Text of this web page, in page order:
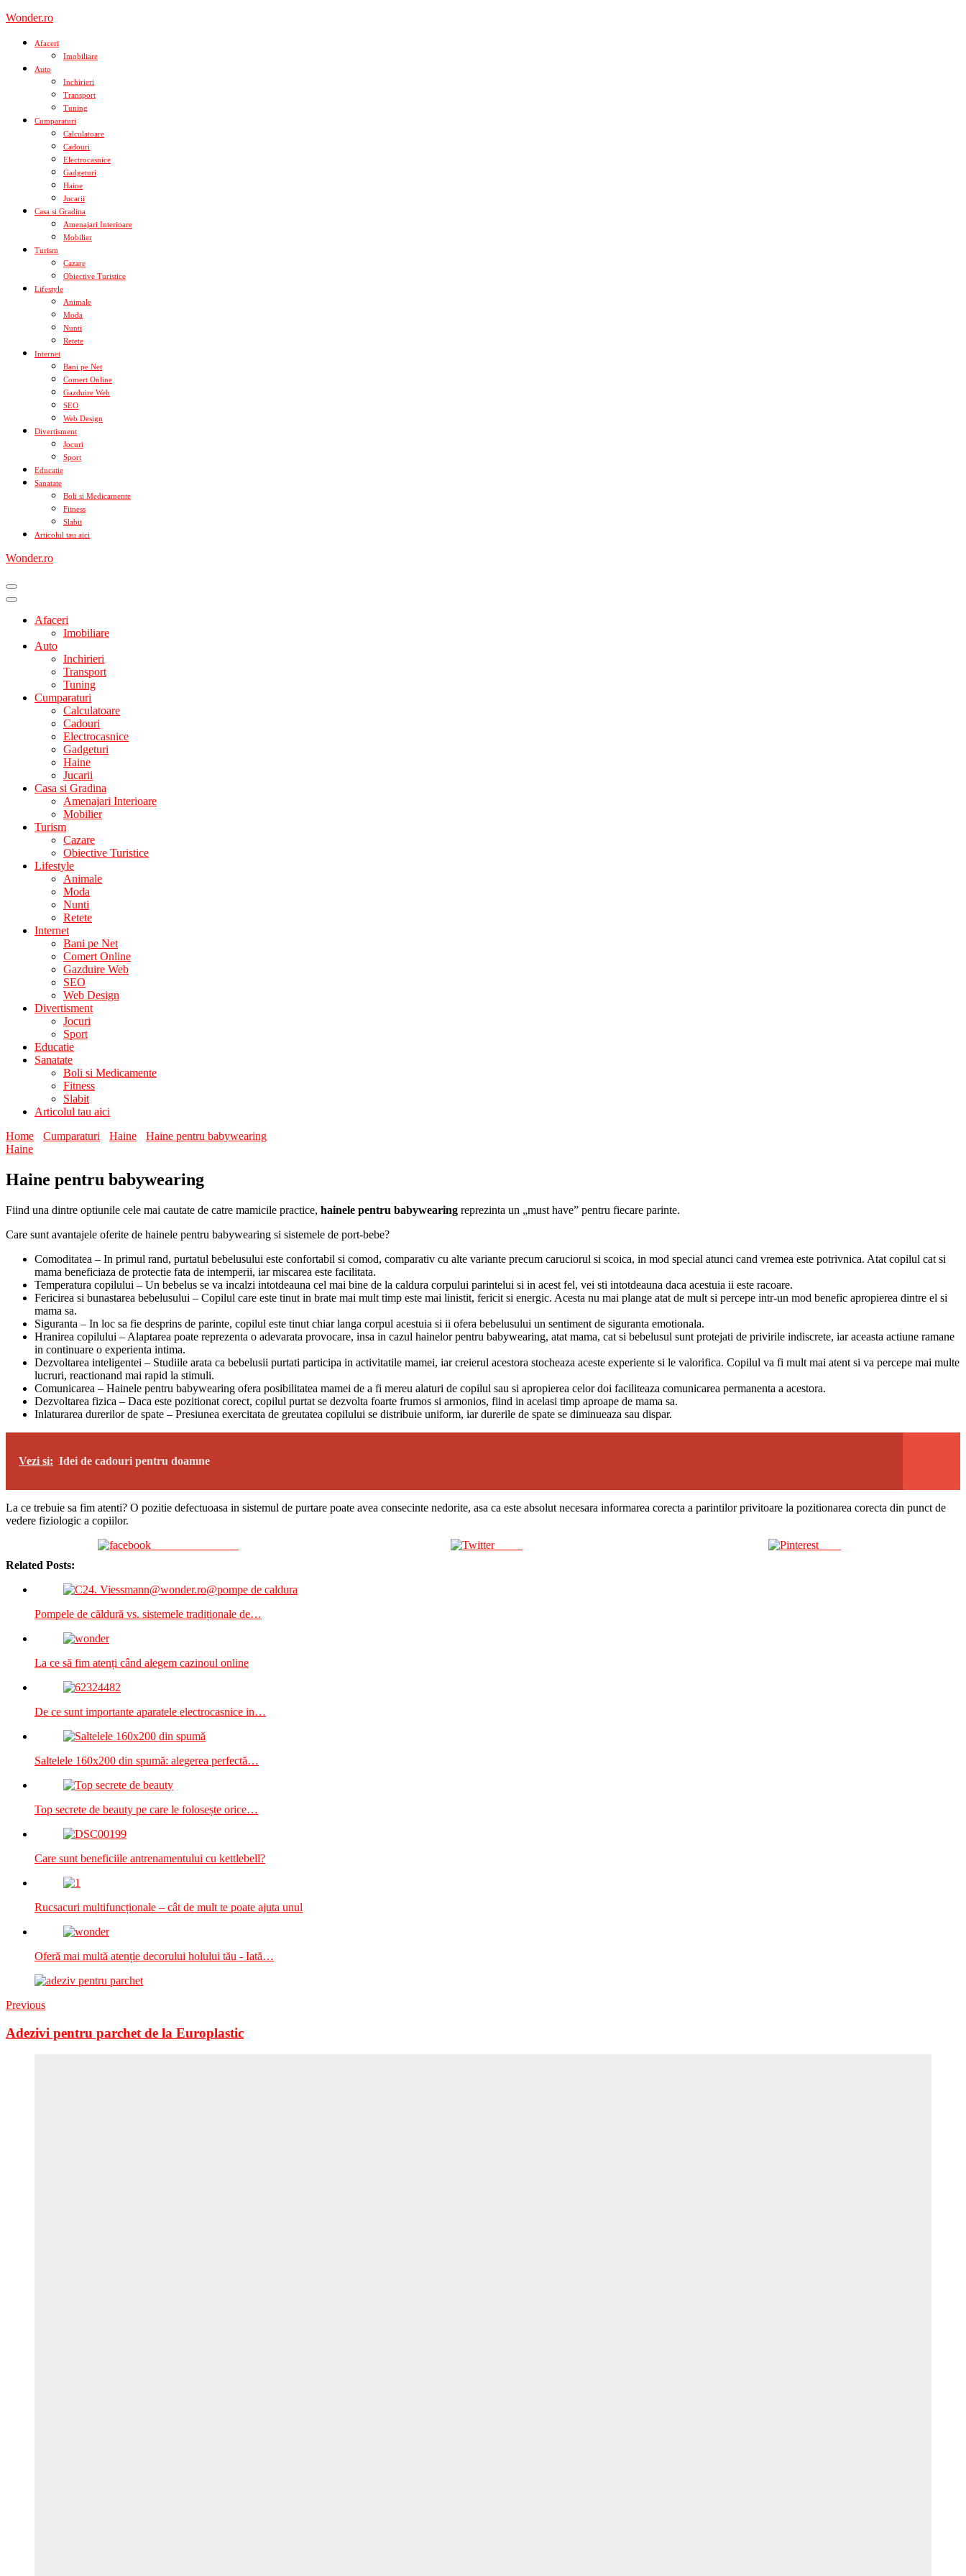
Skip
content
Wonder.ro
Afaceri
Imobiliare
Auto
Inchirieri
Transport
Tuning
Cumparaturi
Calculatoare
Cadouri
Electrocasnice
Gadgeturi
Haine
Jucarii
Casa si Gradina
Amenajari Interioare
Mobilier
Turism
Cazare
Obiective Turistice
Lifestyle
Animale
Moda
Nunti
Retete
Internet
Bani pe Net
Comert Online
Gazduire Web
SEO
Web Design
Divertisment
Jocuri
Sport
Educatie
Sanatate
Boli si Medicamente
Fitness
Slabit
Articolul tau aici
Wonder.ro
Afaceri
Imobiliare
Auto
Inchirieri
Transport
Tuning
Cumparaturi
Calculatoare
Cadouri
Electrocasnice
Gadgeturi
Haine
Jucarii
Casa si Gradina
Amenajari Interioare
Mobilier
Turism
Cazare
Obiective Turistice
Lifestyle
Animale
Moda
Nunti
Retete
Internet
Bani pe Net
Comert Online
Gazduire Web
SEO
Web Design
Divertisment
Jocuri
Sport
Educatie
Sanatate
Boli si Medicamente
Fitness
Slabit
Articolul tau aici
Home
Cumparaturi Haine
Haine pentru babywearing
Haine
Haine pentru babywearing
Fiind una dintre optiunile cele mai cautate de catre mamicile practice, hainele pentru babywearing reprezinta un „must have” pentru fiecare parinte.
Care sunt avantajele oferite de hainele pentru babywearing si sistemele de port-bebe?
Comoditatea – In primul rand, purtatul bebelusului este confortabil si comod, comparativ cu alte variante precum caruciorul si scoica, in mod special atunci cand vremea este potrivnica. Atat copilul cat si
mama beneficiaza de protectie fata de intemperii, iar miscarea este facilitata.
Temperatura copilului – Un bebelus se va incalzi intotdeauna cel mai bine de la caldura corpului parintelui si in acest fel, vei sti intotdeauna daca acestuia ii este racoare.
Fericirea si bunastarea bebelusului – Copilul care este tinut in brate mai mult timp este mai linistit, fericit si energic. Acesta nu mai plange atat de mult si percepe intr-un mod benefic apropierea dintre el si
mama sa.
Siguranta – In loc sa fie desprins de parinte, copilul este tinut chiar langa corpul acestuia si ii ofera bebelusului un sentiment de siguranta emotionala.
Hranirea copilului – Alaptarea poate reprezenta o adevarata provocare, insa in cazul hainelor pentru babywearing, atat mama, cat si bebelusul sunt protejati de privirile indiscrete, iar aceasta actiune ramane
in continuare o experienta intima.
Dezvoltarea inteligentei – Studiile arata ca bebelusii purtati participa in activitatile mamei, iar creierul acestora stocheaza aceste experiente si le valorifica. Copilul va fi mult mai atent si va percepe mai multe
lucruri, reactionand mai rapid la stimuli.
Comunicarea – Hainele pentru babywearing ofera posibilitatea mamei de a fi mereu alaturi de copilul sau si apropierea celor doi faciliteaza comunicarea permanenta a acestora.
Dezvoltarea fizica – Daca este pozitionat corect, copilul purtat se dezvolta foarte frumos si armonios, fiind in acelasi timp aproape de mama sa.
Inlaturarea durerilor de spate – Presiunea exercitata de greutatea copilului se distribuie uniform, iar durerile de spate se diminueaza sau dispar.
Vezi si: Idei de cadouri pentru doamne
La ce trebuie sa fim atenti? O pozitie defectuoasa in sistemul de purtare poate avea consecinte nedorite, asa ca este absolut necesara informarea corecta a parintilor privitoare la pozitionarea corecta din punct de
vedere fiziologic a copiilor.
Tweet
Related Posts:
Pompele de căldură vs. sistemele tradiționale de…
La ce să fim atenți când alegem cazinoul online
De ce sunt importante aparatele electrocasnice in…
Saltelele 160x200 din spumă: alegerea perfectă…
Top secrete de beauty pe care le folosește orice…
Care sunt beneficiile antrenamentului cu kettlebell?
Rucsacuri multifuncționale – cât de mult te poate ajuta unul
Oferă mai multă atenție decorului holului tău - Iată…
Previous
Adezivi pentru parchet de la Europlastic